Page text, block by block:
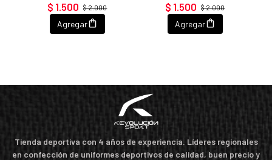
$ 2.000
$ 1.500
Agregar
$ 2.000
$ 1.500
Agregar
Tienda deportiva con 4 años de experiencia. Líderes regionales
en confección de uniformes deportivos de calidad, buen precio y